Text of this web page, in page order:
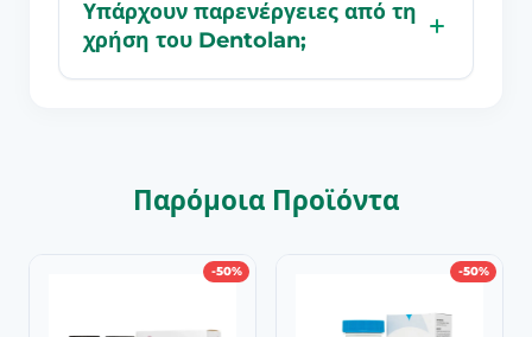
Υπάρχουν παρενέργειες από τη
χρήση του Dentolan;
Παρόμοια Προϊόντα
-50% -50%